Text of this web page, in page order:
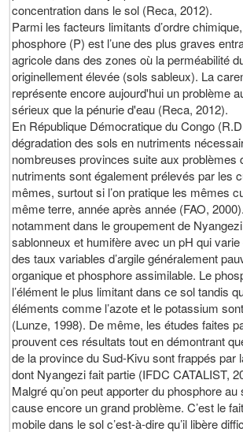
concentration dans le sol (Reca, 2012).
Parmi les facteurs limitants d’ordre
phosphore (P) est l’une des plus graves
agricole dans des zones où la perméabilité
originellement élevée (sols sableux). La
représente encore aujourd'hui un problème
sérieux que la pénurie d'eau (Reca, 2012).
En République Démocratique du Congo
dégradation des sols en nutriments
nombreuses provinces suite aux problèmes
nutriments sont également prélevés par les
mêmes, surtout si l’on pratique les mêmes
même terre, année après année (FAO,
notamment dans le groupement de
sablonneux et humifère avec un pH qui
des taux variables d’argile généralement
organique et phosphore assimilable. Le
l’élément le plus limitant dans ce sol tandis
éléments comme l’azote et le potassium
(Lunze, 1998). De même, les études faites
prouvent ces résultats tout en démontrant
de la province du Sud-Kivu sont frappés par
dont Nyangezi fait partie (IFDC CATALIST,
Malgré qu’on peut apporter du phosphore
cause encore un grand problème. C’est le
mobile dans le sol c’est-à-dire qu’il libère